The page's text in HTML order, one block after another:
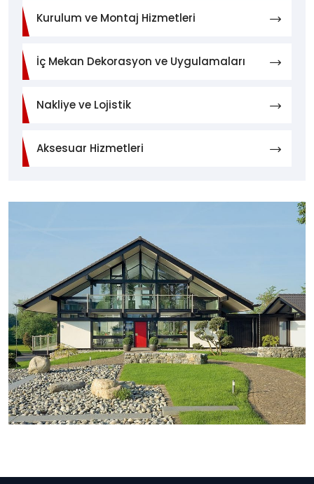
Kurulum ve Montaj Hizmetleri
İç Mekan Dekorasyon ve Uygulamaları
Nakliye ve Lojistik
Aksesuar Hizmetleri